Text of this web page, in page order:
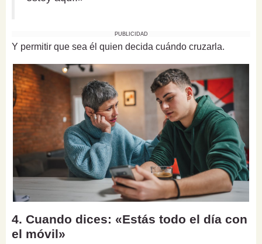
PUBLICIDAD
Y permitir que sea él quien decida cuándo cruzarla.
4. Cuando dices: «Estás todo el día con
el móvil»